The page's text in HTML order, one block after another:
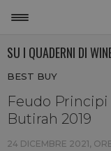
SU I QUADERNI DI
BEST BUY
Feudo Principi
Butirah 2019
24 DICEMBRE 2021,